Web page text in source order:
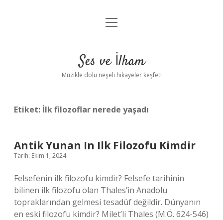
Anasayfa
Yasal Uyarı
menüyü
Ses ve İlham
Müzikle dolu neşeli hikayeler keşfet!
Etiket: İlk filozoflar nerede yaşadı
Antik Yunan In Ilk Filozofu Kimdir
Tarih: Ekim 1, 2024
Felsefenin ilk filozofu kimdir? Felsefe tarihinin
bilinen ilk filozofu olan Thales’in Anadolu
topraklarından gelmesi tesadüf değildir. Dünyanın
en eski filozofu kimdir? Milet’li Thales (M.Ö. 624-546)